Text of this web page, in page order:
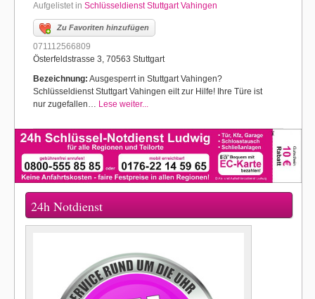
Aufgelistet in Schlüsseldienst Stuttgart Vahingen
Zu Favoriten hinzufügen
071112566809
Österfeldstrasse 3, 70563 Stuttgart
Bezeichnung: Ausgesperrt in Stuttgart Vahingen?
Schlüsseldienst Stuttgart Vahingen eilt zur Hilfe! Ihre Türe ist
nur zugefallen… Lese weiter...
24h Notdienst